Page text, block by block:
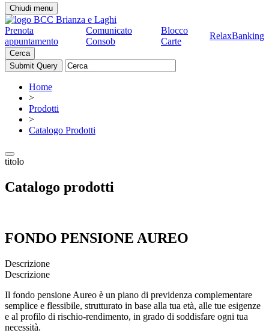
Chiudi menu
Prenota
appuntamento
Comunicato
Consob
Blocco
Carte
RelaxBanking
Cerca
Home
>
Prodotti
>
Catalogo Prodotti
titolo
Catalogo prodotti
FONDO PENSIONE AUREO
Descrizione
Descrizione
Il fondo pensione Aureo è un piano di previdenza complementare
semplice e flessibile, strutturato in base alla tua età, alle tue esigenze
e al profilo di rischio-rendimento, in grado di soddisfare ogni tua
necessità.